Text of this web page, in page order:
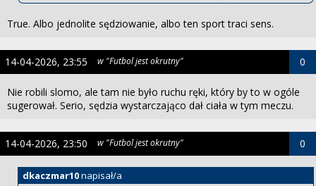
True. Albo jednolite sędziowanie, albo ten sport traci sens.
Nie robili slomo, ale tam nie było ruchu ręki, który by to w ogóle
sugerował. Serio, sędzia wystarczająco dał ciała w tym meczu.
14-04-2026, 23:55 w "Futbol jest okrutny" 0
dkaczmar10napisał/a
14-04-2026, 23:50 w "Futbol jest okrutny" 0